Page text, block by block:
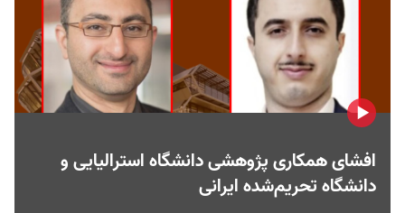
افشای همکاری پژوهشی دانشگاه استرالیایی و
دانشگاه تحریم‌شده ایرانی